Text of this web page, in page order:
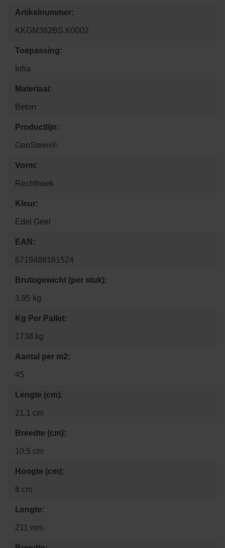
Artikelnummer:
KKGM382BS.K0002
Toepassing:
Infra
Materiaal:
Beton
Productlijn:
GeoSteen®
Vorm:
Rechthoek
Kleur:
Edel Geel
EAN:
8719488161524
Brutogewicht (per stuk):
3.95 kg
Kg Per Pallet:
1738 kg
Aantal per m2:
45
Lengte (cm):
21.1 cm
Breedte (cm):
10.5 cm
Hoogte (cm):
8 cm
Lengte:
211 mm